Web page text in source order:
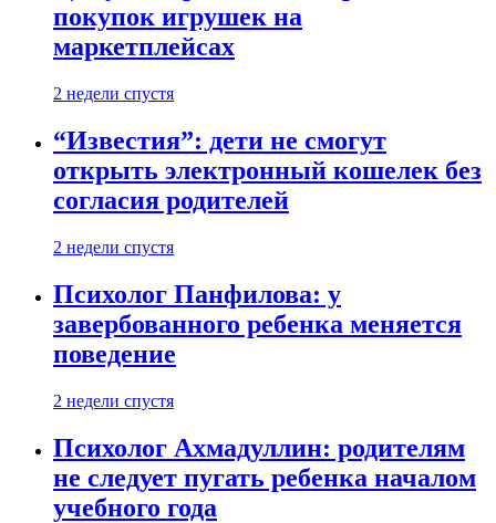
покупок игрушек на
маркетплейсах
2 недели спустя
“Известия”: дети не смогут
открыть электронный кошелек без
согласия родителей
2 недели спустя
Психолог Панфилова: у
завербованного ребенка меняется
поведение
2 недели спустя
Психолог Ахмадуллин: родителям
не следует пугать ребенка началом
учебного года